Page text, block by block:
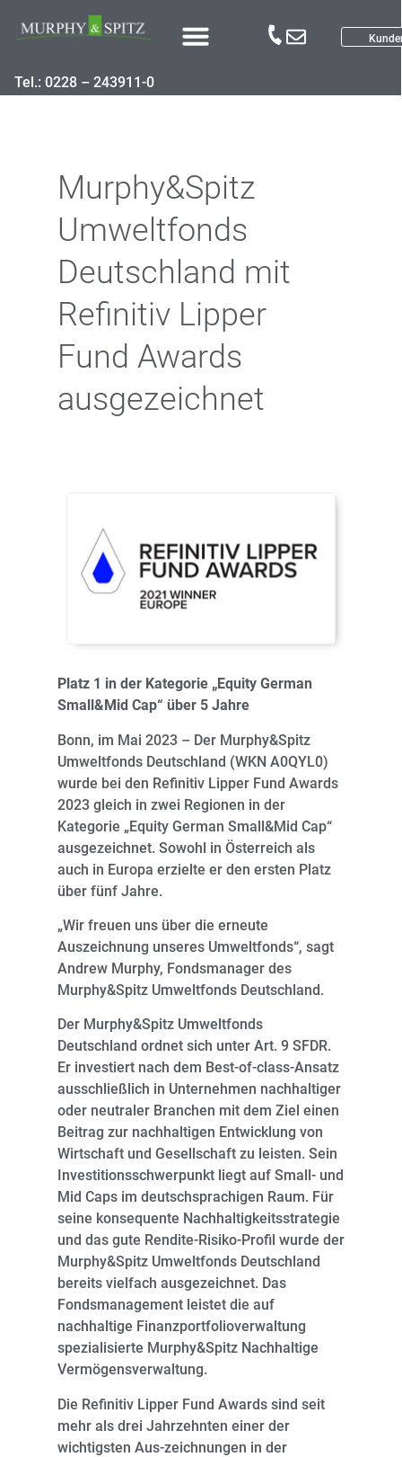
Tel.: 0228 – 243911-0
Murphy&Spitz
Umweltfonds
Deutschland mit
Refinitiv Lipper
Fund Awards
ausgezeichnet
Platz 1 in der Kategorie „Equity German
Small&Mid Cap“ über 5 Jahre
Bonn, im Mai 2023 – Der Murphy&Spitz
Umweltfonds Deutschland (WKN A0QYL0)
wurde bei den Refinitiv Lipper Fund Awards
2023 gleich in zwei Regionen in der
Kategorie „Equity German Small&Mid Cap“
ausgezeichnet. Sowohl in Österreich als
auch in Europa erzielte er den ersten Platz
über fünf Jahre.
„Wir freuen uns über die erneute
Auszeichnung unseres Umweltfonds“, sagt
Andrew Murphy, Fondsmanager des
Murphy&Spitz Umweltfonds Deutschland.
Der Murphy&Spitz Umweltfonds
Deutschland ordnet sich unter Art. 9 SFDR.
Er investiert nach dem Best-of-class-Ansatz
ausschließlich in Unternehmen nachhaltiger
oder neutraler Branchen mit dem Ziel einen
Beitrag zur nachhaltigen Entwicklung von
Wirtschaft und Gesellschaft zu leisten. Sein
Investitionsschwerpunkt liegt auf Small- und
Mid Caps im deutschsprachigen Raum. Für
seine konsequente Nachhaltigkeitsstrategie
und das gute Rendite-Risiko-Profil wurde der
Murphy&Spitz Umweltfonds Deutschland
bereits vielfach ausgezeichnet. Das
Fondsmanagement leistet die auf
nachhaltige Finanzportfolioverwaltung
spezialisierte Murphy&Spitz Nachhaltige
Vermögensverwaltung.
Die Refinitiv Lipper Fund Awards sind seit
mehr als drei Jahrzehnten einer der
wichtigsten Aus-zeichnungen in der